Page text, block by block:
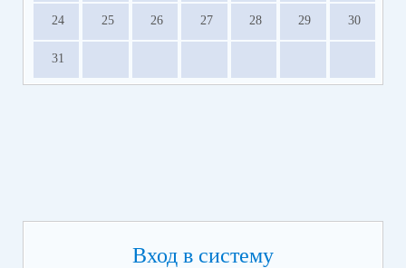
24 25 26 27 28 29 30
31
Вход в систему